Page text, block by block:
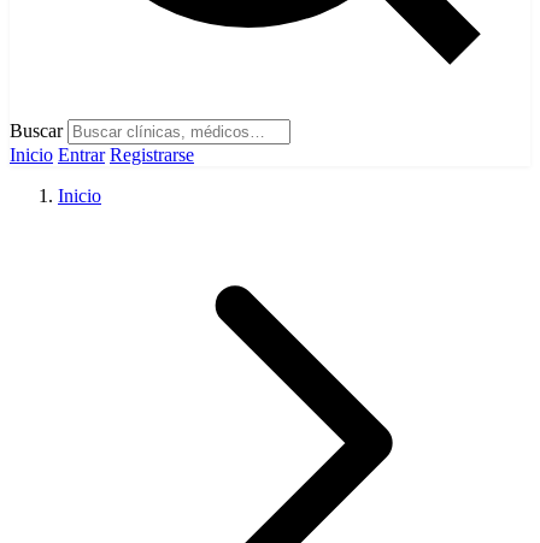
Buscar
Inicio Entrar Registrarse
Inicio